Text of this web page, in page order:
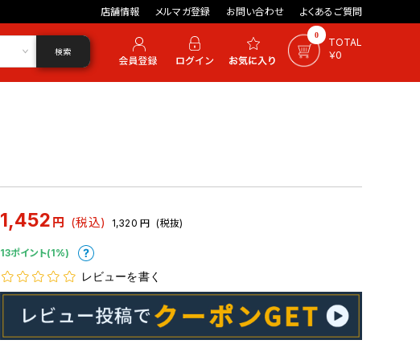
店舗情報 メルマガ登録 お問い合わせ よくあるご質問
0
TOTAL
￥0
検索
1,452 円 (税込) 1,320 円 (税抜)
13ポイント(1%)
レビューを書く